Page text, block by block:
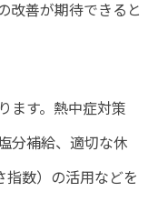
改善が期待できると
ます。熱中症対策
分補給、適切な休
指数）の活用などを